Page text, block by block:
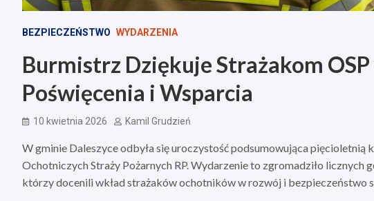
BEZPIECZEŃSTWO WYDARZENIA
Burmistrz Dziękuje Strażakom
Poświęcenia i Wsparcia
10 kwietnia 2026 Kamil Grudzień
W gminie Daleszyce odbyła się uroczystość podsumowująca
Ochotniczych Straży Pożarnych RP. Wydarzenie to zgromadziło licznych
którzy docenili wkład strażaków ochotników w rozwój i bezpieczeństwo